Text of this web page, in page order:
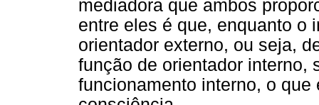
mediadora que ambos
entre eles é que, enquanto o
orientador externo, ou seja,
função de orientador interno,
funcionamento interno, o